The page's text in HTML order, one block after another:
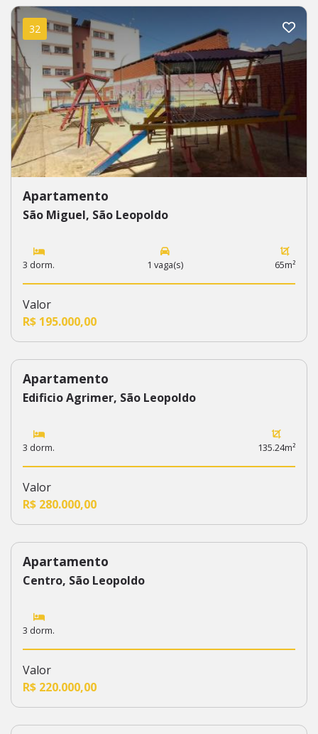
32
Apartamento
São Miguel, São Leopoldo
3 dorm. 1 vaga(s) 65m²
Valor
R$ 195.000,00
552
Apartamento
Edificio Agrimer, São Leopoldo
3 dorm. 135.24m²
Valor
R$ 280.000,00
555
Apartamento
Centro, São Leopoldo
3 dorm.
Valor
R$ 220.000,00